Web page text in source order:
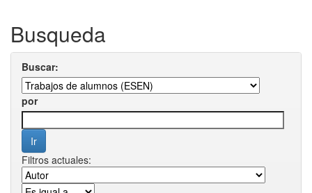
Busqueda
Buscar:
por
Filtros actuales: